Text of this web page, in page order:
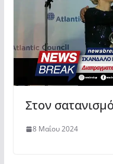
Στον
8 Μαΐου 2024